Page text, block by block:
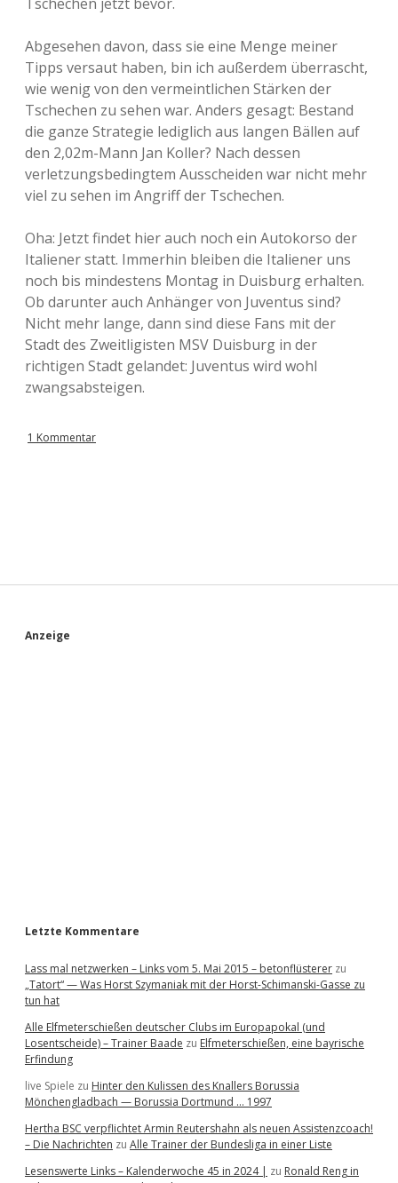
Abgesehen davon, dass sie eine Menge meiner
Tipps versaut haben, bin ich außerdem überrascht,
wie wenig von den vermeintlichen Stärken der
Tschechen zu sehen war. Anders gesagt: Bestand
die ganze Strategie lediglich aus langen Bällen auf
den 2,02m-Mann Jan Koller? Nach dessen
verletzungsbedingtem Ausscheiden war nicht mehr
viel zu sehen im Angriff der Tschechen.
Oha: Jetzt findet hier auch noch ein Autokorso der
Italiener statt. Immerhin bleiben die Italiener uns
noch bis mindestens Montag in Duisburg erhalten.
Ob darunter auch Anhänger von Juventus sind?
Nicht mehr lange, dann sind diese Fans mit der
Stadt des Zweitligisten MSV Duisburg in der
richtigen Stadt gelandet: Juventus wird wohl
zwangsabsteigen.
1 Kommentar
S
Anzeige
Letzte Kommentare
Lass mal netzwerken – Links vom 5. Mai 2015 – betonflüsterer zu
„Tatort“ — Was Horst Szymaniak mit der Horst-Schimanski-Gasse zu
tun hat
Alle Elfmeterschießen deutscher Clubs im Europapokal (und
Losentscheide) – Trainer Baade zu Elfmeterschießen, eine bayrische
Erfindung
live Spiele zu Hinter den Kulissen des Knallers Borussia
Mönchengladbach — Borussia Dortmund … 1997
Hertha BSC verpflichtet Armin Reutershahn als neuen Assistenzcoach!
– Die Nachrichten zu Alle Trainer der Bundesliga in einer Liste
Lesenswerte Links – Kalenderwoche 45 in 2024 | zu Ronald Reng in